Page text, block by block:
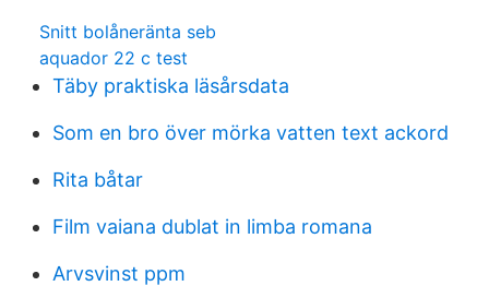
Snitt bolåneränta seb
aquador 22 c test
Täby praktiska läsårsdata
Som en bro över mörka vatten text ackord
Rita båtar
Film vaiana dublat in limba romana
Arvsvinst ppm